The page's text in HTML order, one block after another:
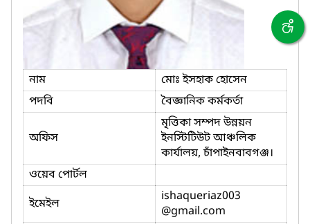
নাম
মোঃ ইসহাক হোসেন
পদবি
বৈজ্ঞানিক কর্মকর্তা
অফিস
মৃত্তিকা সম্পদ উন্নয়ন
ইনস্টিটিউট আঞ্চলিক
কার্যালয়, চাঁপাইনবাবগঞ্জ।
ওয়েব পোর্টল
ইমেইল
ishaqueriaz003
@gmail.com